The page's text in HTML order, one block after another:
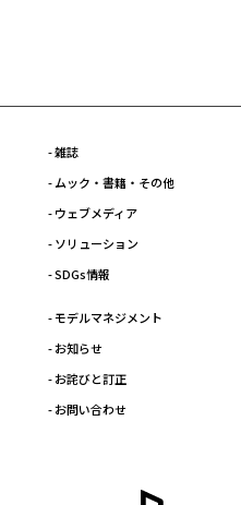
- 雑誌
- ムック・書籍・その他
- ウェブメディア
- ソリューション
- SDGs情報
- モデルマネジメント
- お知らせ
- お詫びと訂正
- お問い合わせ